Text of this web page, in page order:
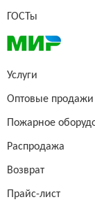
ГОСТы
Услуги
Оптовые продажи
Пожарное
Распродажа
Возврат
Прайс-лист